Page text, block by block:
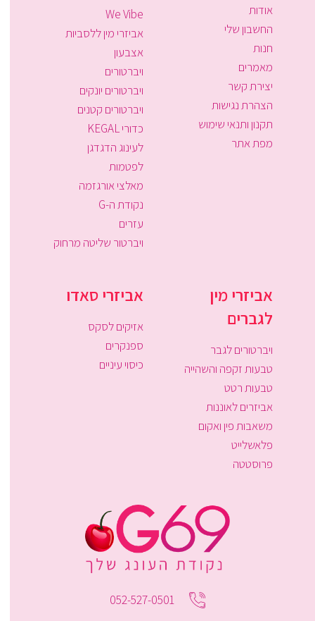
אודות
החשבון שלי
חנות
מאמרים
יצירת קשר
הצהרת נגישות
תקנון ותנאי שימוש
מפת אתר
We Vibe
אביזרי מין ללסביות
אצבעון
ויברטורים
ויברטורים יונקים
ויברטורים קטנים
כדורי KEGAL
לעינוג הדגדגן
לפטמות
מאלצי אורגזמה
נקודת ה-G
עזרים
ויברטור שליטה מרחוק
אביזרי מין
לגברים
ויברטורים לגבר
טבעות זקפה והשהייה
טבעות רטט
אביזרים לאוננות
משאבות פין ואקום
פלאשלייט
פרוסטטה
אביזרי סאדו
אזיקים לסקס
ספנקרים
כיסוי עיניים
052-527-0501